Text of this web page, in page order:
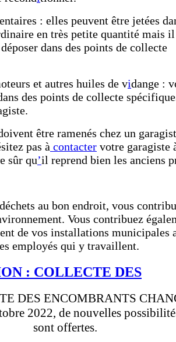
: elles peuvent être jetées
en très petite quantité mais
dans des points de collecte
et autres huiles de vidange :
des points de collecte
être ramenés chez un
pas à contacter votre garagiste
sûr qu’il reprend bien les anciens
au bon endroit, vous
Vous contribuez
de vos installations municipales
employés qui y travaillent.
: COLLECTE DES
DES ENCOMBRANTS
2022, de nouvelles
sont offertes.